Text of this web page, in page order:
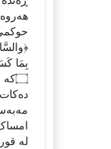
بِمَا
۝کە
لە